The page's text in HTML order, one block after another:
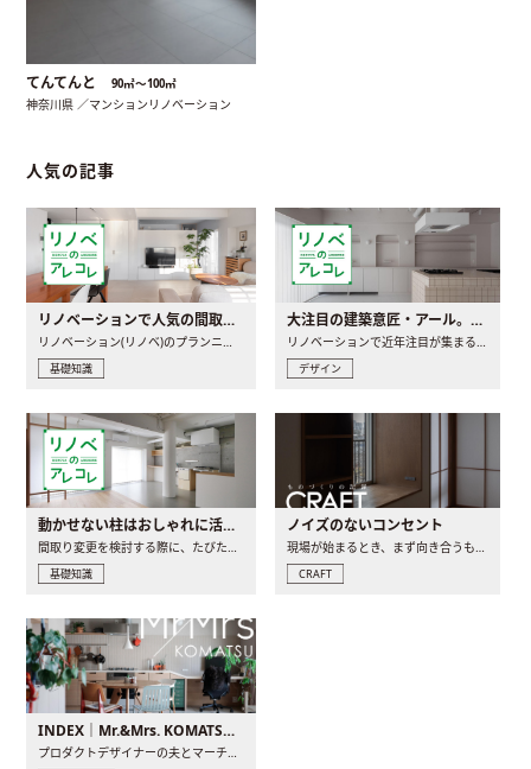
てんてんと 90㎡〜100㎡
神奈川県 ／マンションリノベーション
人気の記事
リノベーションで人気の間取りとは？トレンドの間取りと実例を徹底解説
基礎知識
大注目の建築意匠・アール。人気の理由と空間に取り入れるポイント
デザイン
動かせない柱はおしゃれに活用！柱を魅せるリノベーション(リノベ)4選
基礎知識
ノイズのないコンセント
CRAFT
INDEX｜Mr.&Mrs. KOMATSU renovation diary